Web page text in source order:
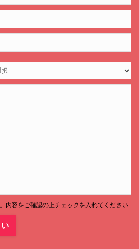
内容をご確認の上チェックを入れてください